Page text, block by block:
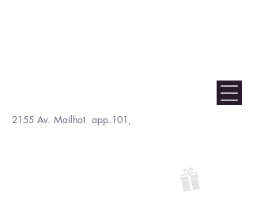
2155 Av. Mailhot app.101,